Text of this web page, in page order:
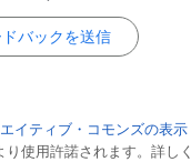
バックを送信
イティブ・コモンズの表示
り使用許諾されます。詳しく